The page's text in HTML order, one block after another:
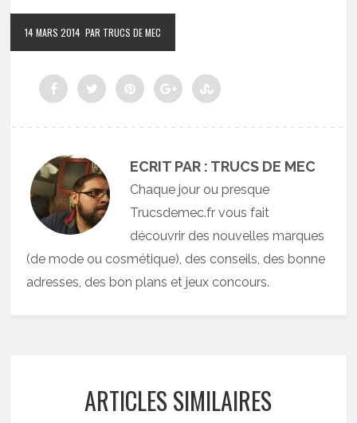
14 MARS 2014 PAR TRUCS DE MEC
ECRIT PAR : TRUCS DE MEC
Chaque jour ou presque
Trucsdemec.fr vous fait
découvrir des nouvelles marques
(de mode ou cosmétique), des conseils, des bonne
adresses, des bon plans et jeux concours.
ARTICLES SIMILAIRES